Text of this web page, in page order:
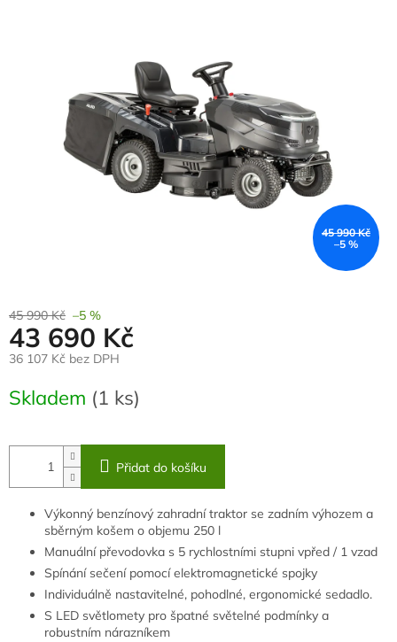
45 990 Kč
–5 %
45 990 Kč –5 %
43 690 Kč
36 107 Kč bez DPH
cena:
Skladem (1 ks)
Přidat do košíku
Výkonný benzínový zahradní traktor se zadním výhozem a
sběrným košem o objemu 250 l
Manuální převodovka s 5 rychlostními stupni vpřed / 1 vzad
Spínání sečení pomocí elektromagnetické spojky
Individuálně nastavitelné, pohodlné, ergonomické sedadlo.
S LED světlomety pro špatné světelné podmínky a
robustním nárazníkem